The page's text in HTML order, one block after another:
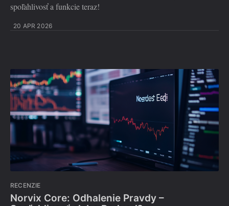
spoľahlivosť a funkcie teraz!
20 APR 2026
RECENZIE
Norvix Core: Odhalenie Pravdy –